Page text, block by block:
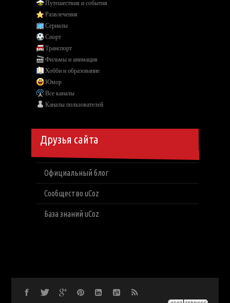
Путешествия и события
Развлечения
Сериалы
Спорт
Транспорт
Фильмы и анимация
Хобби и образование
Юмор
Все каналы
Каналы пользователей
Друзья сайта
Официальный блог
Сообщество uCoz
База знаний uCoz